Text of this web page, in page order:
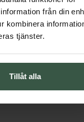
från din
kombinera
tjänster.
Tillåt alla